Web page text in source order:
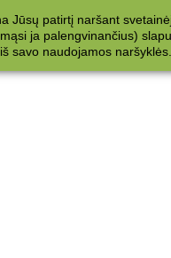
Jūsų patirtį naršant
ja palengvinančius)
savo naudojamos naršyklės.